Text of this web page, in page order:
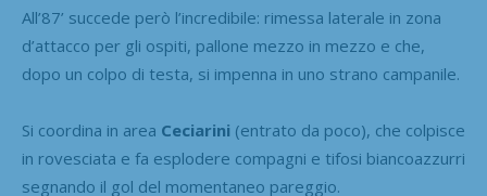
All’87’ succede però l’incredibile: rimessa laterale in zona
d’attacco per gli ospiti, pallone mezzo in mezzo e che,
dopo un colpo di testa, si impenna in uno strano campanile.
Si coordina in area Ceciarini (entrato da poco), che colpisce
in rovesciata e fa esplodere compagni e tifosi biancoazzurri
segnando il gol del momentaneo pareggio.